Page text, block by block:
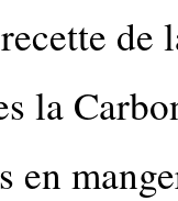
de
la
en